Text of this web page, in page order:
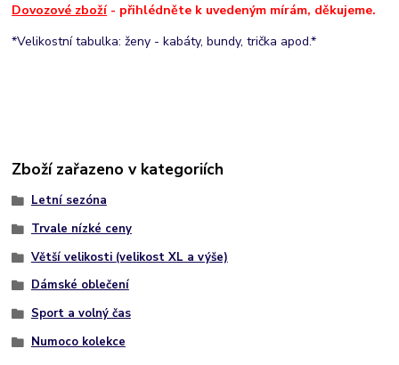
Dovozové zboží- přihlédněte k uvedeným mírám, děkujeme.
*Velikostní tabulka: ženy - kabáty, bundy, trička apod.*
Zboží zařazeno v kategoriích
Letní sezóna
Trvale nízké ceny
Větší velikosti (velikost XL a výše)
Dámské oblečení
Sport a volný čas
Numoco kolekce